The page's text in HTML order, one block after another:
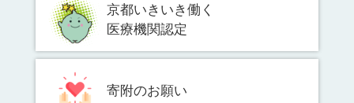
京都いきいき働く
医療機関認定
寄附のお願い